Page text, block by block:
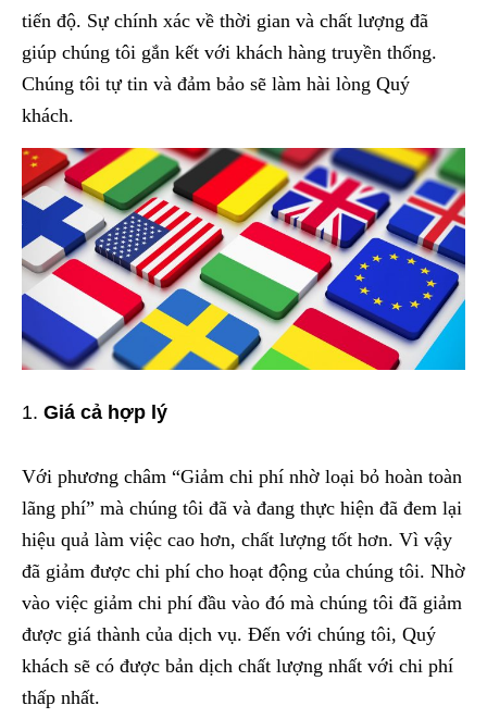
tiến độ. Sự chính xác về thời gian và chất lượng đã
giúp chúng tôi gắn kết với khách hàng truyền thống.
Chúng tôi tự tin và đảm bảo sẽ làm hài lòng Quý
khách.
Giá cả hợp lý
Với phương châm “Giảm chi phí nhờ loại bỏ hoàn toàn
lãng phí” mà chúng tôi đã và đang thực hiện đã đem lại
hiệu quả làm việc cao hơn, chất lượng tốt hơn. Vì vậy
đã giảm được chi phí cho hoạt động của chúng tôi. Nhờ
vào việc giảm chi phí đầu vào đó mà chúng tôi đã giảm
được giá thành của dịch vụ. Đến với chúng tôi, Quý
khách sẽ có được bản dịch chất lượng nhất với chi phí
thấp nhất.